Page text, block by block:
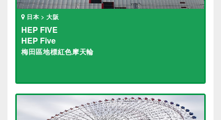
日本 > 大阪
HEP FIVE
HEP Five
梅田區地標紅色摩天輪